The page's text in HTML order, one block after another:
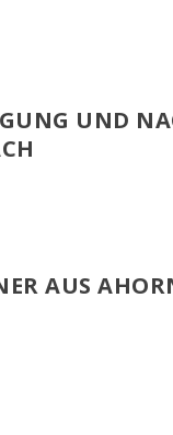
UND
AUS